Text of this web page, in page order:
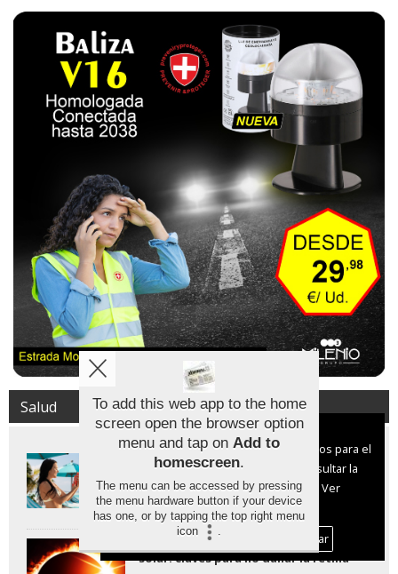
Salud
Los protectores solares stick son
efectivos pero hasta cinco veces más
caros
Proteger la vista durante el eclipse
solar: claves para no dañar la retina
Aviso sobre el Uso de cookies:
Utilizamos cookies nuestras y de terceros para el
funcionamiento del digital. Puedes consultar la
lista de cookies y como desconectarlas.
Ver
nuestra Política de Privacidad y Cookies
Aceptar Cookies
Personalizar
To add this web app to the home
screen open the browser option
menu and tap on Add to
homescreen.
The menu can be accessed by pressing
the menu hardware button if your device
has one, or by tapping the top right menu
icon
.